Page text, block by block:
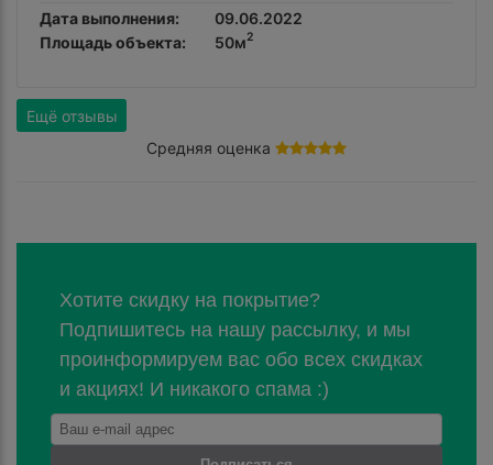
Дата выполнения:
09.06.2022
Площадь объекта:
50м2
Ещё отзывы
Средняя оценка
Хотите скидку на покрытие?
Подпишитесь на нашу рассылку, и мы
проинформируем вас обо всех скидках
и акциях! И никакого спама :)